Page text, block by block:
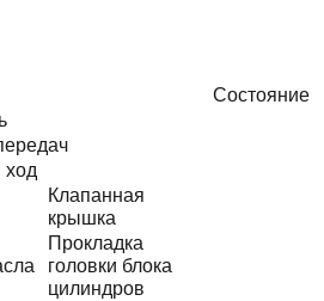
Состояние
ход
Клапанная
крышка
Прокладка
головки блока
цилиндров